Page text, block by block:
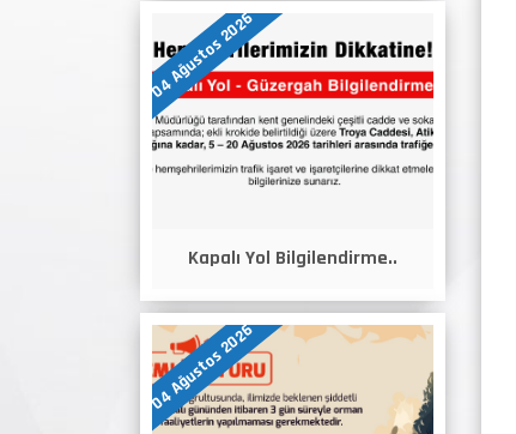
04 Ağustos 2026
Kapalı Yol Bilgilendirme..
04 Ağustos 2026